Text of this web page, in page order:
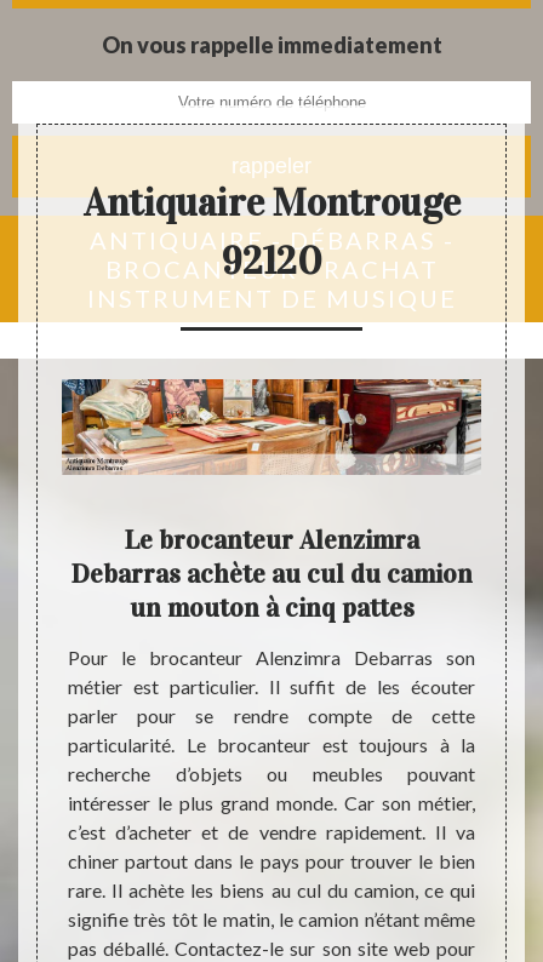
On vous rappelle immediatement
ANTIQUAIRE - DÉBARRAS -
BROCANTEUR - RACHAT
INSTRUMENT DE MUSIQUE
Antiquaire Montrouge
92120
:
XXe
la
la
Il
site
Le brocanteur Alenzimra
Debarras achète au cul du camion
un mouton à cinq pattes
Pour le brocanteur Alenzimra Debarras son
métier est particulier. Il suffit de les écouter
parler pour se rendre compte de cette
particularité. Le brocanteur est toujours à la
recherche d’objets ou meubles pouvant
intéresser le plus grand monde. Car son métier,
c’est d’acheter et de vendre rapidement. Il va
chiner partout dans le pays pour trouver le bien
rare. Il achète les biens au cul du camion, ce qui
signifie très tôt le matin, le camion n’étant même
pas déballé. Contactez-le sur son site web pour
Par
de la